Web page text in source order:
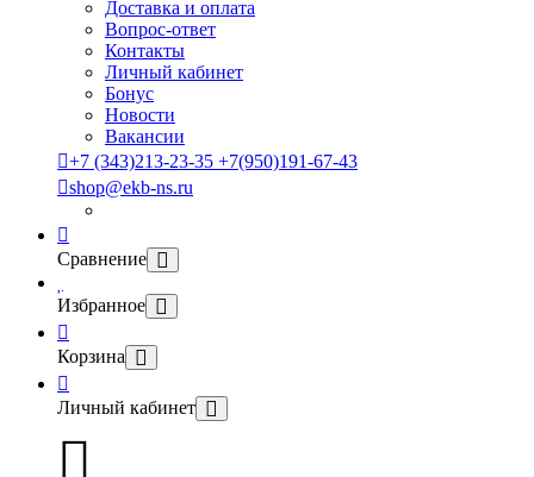
Доставка и оплата
Вопрос-ответ
Контакты
Личный кабинет
Бонус
Новости
Вакансии
+7 (343)213-23-35 +7(950)191-67-43
shop@ekb-ns.ru
Сравнение
Избранное
Корзина
Личный кабинет